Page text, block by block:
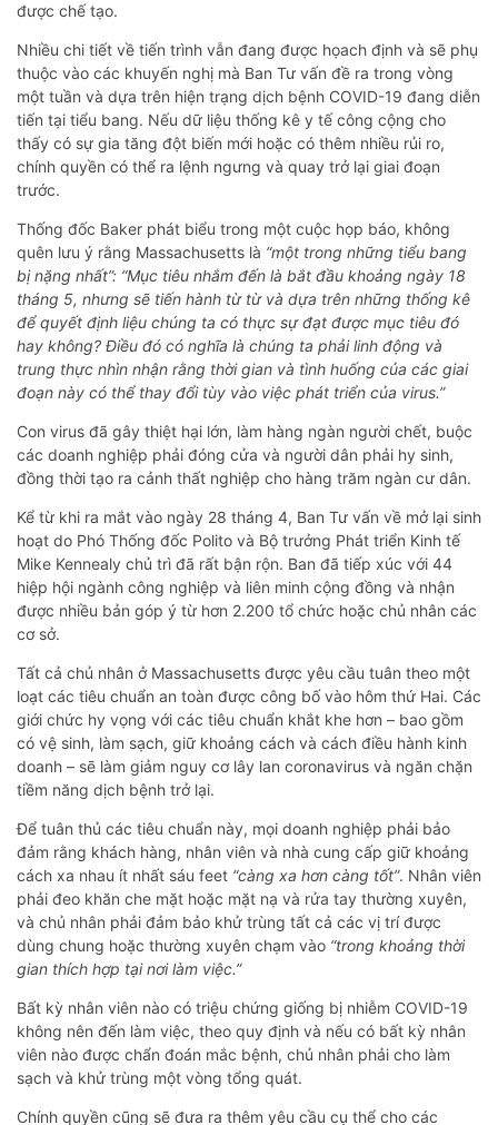
được chế tạo.
Nhiều chi tiết về tiến trình vẫn đang được họach định và sẽ phụ
thuộc vào các khuyến nghị mà Ban Tư vấn đề ra trong vòng
một tuần và dựa trên hiện trạng dịch bệnh COVID-19 đang diễn
tiến tại tiểu bang. Nếu dữ liệu thống kê y tế công cộng cho
thấy có sự gia tăng đột biến mới hoặc có thêm nhiều rủi ro,
chính quyền có thể ra lệnh ngưng và quay trở lại giai đoạn
trước.
Thống đốc Baker phát biểu trong một cuộc họp báo, không
quên lưu ý rằng Massachusetts là “một trong những tiểu bang
bị nặng nhất”: “Mục tiêu nhắm đến là bắt đầu khoảng ngày 18
tháng 5, nhưng sẽ tiến hành từ từ và dựa trên những thống kê
để quyết định liệu chúng ta có thực sự đạt được mục tiêu đó
hay không? Điều đó có nghĩa là chúng ta phải linh động và
trung thực nhìn nhận rằng thời gian và tình huống của các giai
đoạn này có thể thay đổi tùy vào việc phát triển của virus.”
Con virus đã gây thiệt hại lớn, làm hàng ngàn người chết, buộc
các doanh nghiệp phải đóng cửa và người dân phải hy sinh,
đồng thời tạo ra cảnh thất nghiệp cho hàng trăm ngàn cư dân.
Kể từ khi ra mắt vào ngày 28 tháng 4, Ban Tư vấn về mở lại sinh
hoạt do Phó Thống đốc Polito và Bộ trưởng Phát triển Kinh tế
Mike Kennealy chủ trì đã rất bận rộn. Ban đã tiếp xúc với 44
hiệp hội ngành công nghiệp và liên minh cộng đồng và nhận
được nhiều bản góp ý từ hơn 2.200 tổ chức hoặc chủ nhân các
cơ sở.
Tất cả chủ nhân ở Massachusetts được yêu cầu tuân theo một
loạt các tiêu chuẩn an toàn được công bố vào hôm thứ Hai. Các
giới chức hy vọng với các tiêu chuẩn khắt khe hơn – bao gồm
có vệ sinh, làm sạch, giữ khoảng cách và cách điều hành kinh
doanh – sẽ làm giảm nguy cơ lây lan coronavirus và ngăn chặn
tiềm năng dịch bệnh trở lại.
Để tuân thủ các tiêu chuẩn này, mọi doanh nghiệp phải bảo
đảm rằng khách hàng, nhân viên và nhà cung cấp giữ khoảng
cách xa nhau ít nhất sáu feet “càng xa hơn càng tốt”. Nhân viên
phải đeo khăn che mặt hoặc mặt nạ và rửa tay thường xuyên,
và chủ nhân phải đảm bảo khử trùng tất cả các vị trí được
dùng chung hoặc thường xuyên chạm vào “trong khoảng thời
gian thích hợp tại nơi làm việc.”
Bất kỳ nhân viên nào có triệu chứng giống bị nhiễm COVID-19
không nên đến làm việc, theo quy định và nếu có bất kỳ nhân
viên nào được chẩn đoán mắc bệnh, chủ nhân phải cho làm
sạch và khử trùng một vòng tổng quát.
Chính quyền cũng sẽ đưa ra thêm yêu cầu cụ thể cho các